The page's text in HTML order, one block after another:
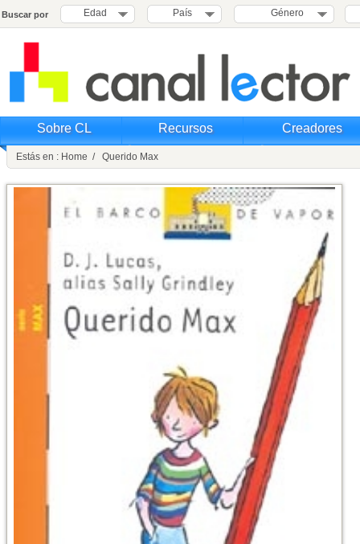
Buscar por Edad País Género
Sobre CL Recursos Creadores
Estás en : Home / Querido Max